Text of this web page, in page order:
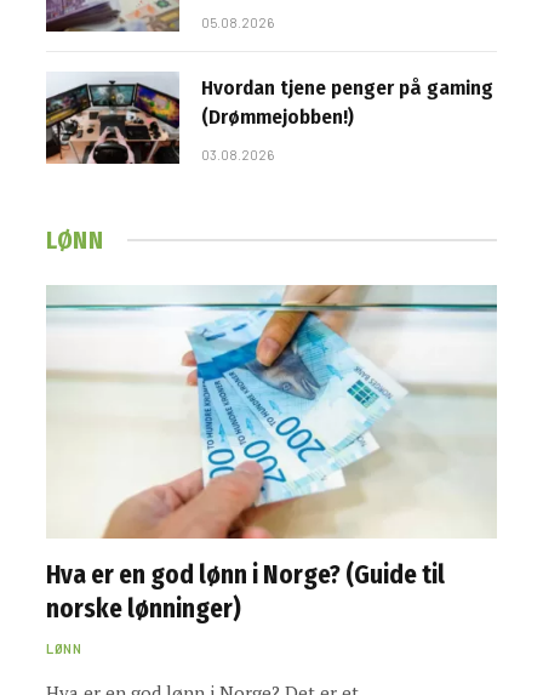
05.08.2026
Hvordan tjene penger på gaming
(Drømmejobben!)
03.08.2026
LØNN
Hva er en god lønn i Norge? (Guide til
norske lønninger)
LØNN